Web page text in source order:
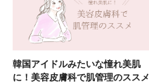
韓国アイドルみたいな憧れ美肌
に！美容皮膚科で肌管理のススメ